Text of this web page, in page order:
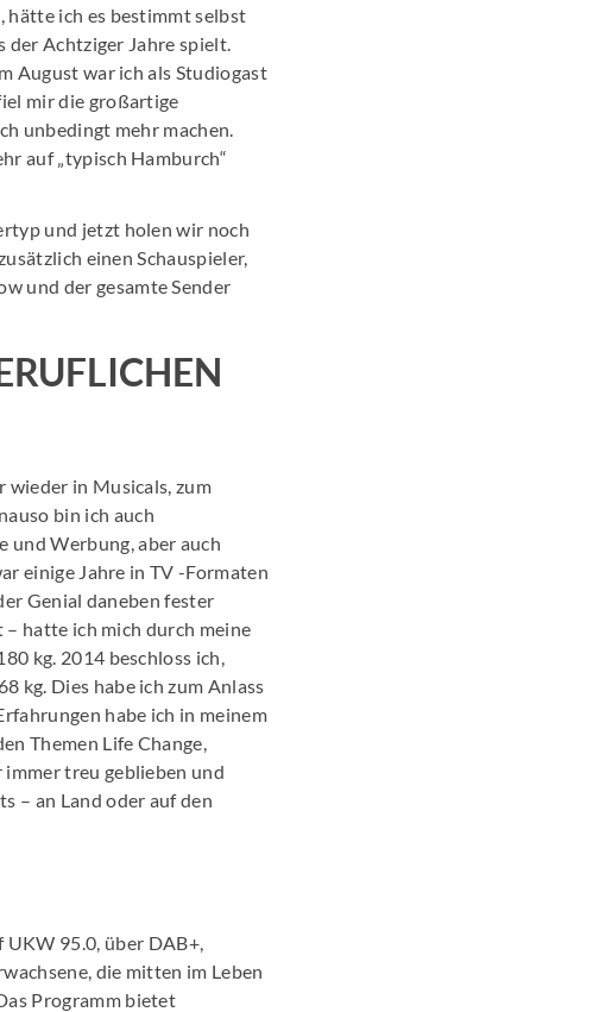
hätte ich es bestimmt selbst
der Achtziger Jahre spielt.
August war ich als Studiogast
mir die großartige
unbedingt mehr machen.
auf „typisch Hamburch“
und jetzt holen wir noch
einen Schauspieler,
und der gesamte Sender
wieder in Musicals, zum
bin ich auch
und Werbung, aber auch
einige Jahre in TV -Formaten
Genial daneben fester
hatte ich mich durch meine
kg. 2014 beschloss ich,
kg. Dies habe ich zum Anlass
habe ich in meinem
Themen Life Change,
treu geblieben und
– an Land oder auf den
95.0, über DAB+,
die mitten im Leben
Programm bietet